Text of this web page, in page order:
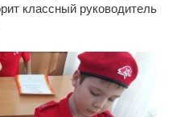
классный руководитель